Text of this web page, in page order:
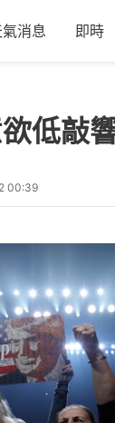
氣消息 即時
低敲
00:39